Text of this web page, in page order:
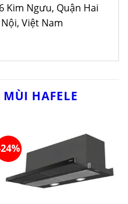
Kim Ngưu, Quận Hai
Việt Nam
HAFELE